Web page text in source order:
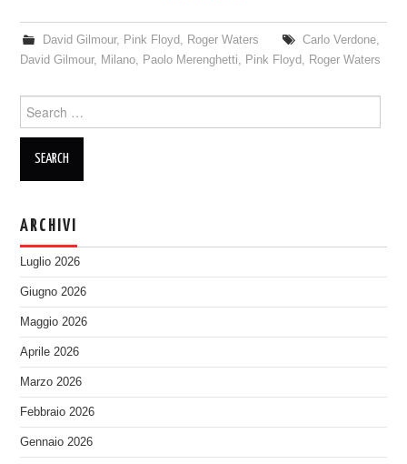
POLICY/COOKIES
David Gilmour, Pink Floyd, Roger Waters Carlo Verdone,
David Gilmour, Milano, Paolo Merenghetti, Pink Floyd, Roger Waters
for:
ARCHIVI
Luglio 2026
Giugno 2026
Maggio 2026
Aprile 2026
Marzo 2026
Febbraio 2026
Gennaio 2026